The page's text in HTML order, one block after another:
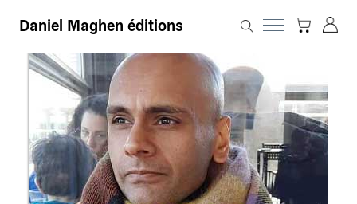
Daniel Maghen éditions